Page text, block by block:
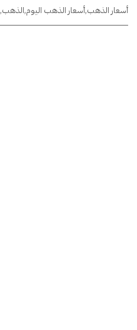
أسعار الذهب,أسعار الذهب اليوم,الذهب,